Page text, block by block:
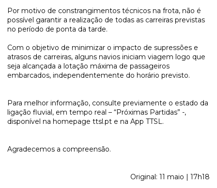
Por motivo de constrangimentos técnicos na frota, não é
possível garantir a realização de todas as carreiras previstas
no período de ponta da tarde.
Com o objetivo de minimizar o impacto de supressões e
atrasos de carreiras, alguns navios iniciam viagem logo que
seja alcançada a lotação máxima de passageiros
embarcados, independentemente do horário previsto.
Para melhor informação, consulte previamente o estado da
ligação fluvial, em tempo real – “Próximas Partidas” -,
disponível na homepage ttsl.pt e na App TTSL.
Agradecemos a compreensão.
Original: 11 maio | 17h18